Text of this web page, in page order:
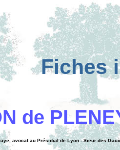
Fiches
de
avocat au Présidial de Lyon - Sieur des Gaux